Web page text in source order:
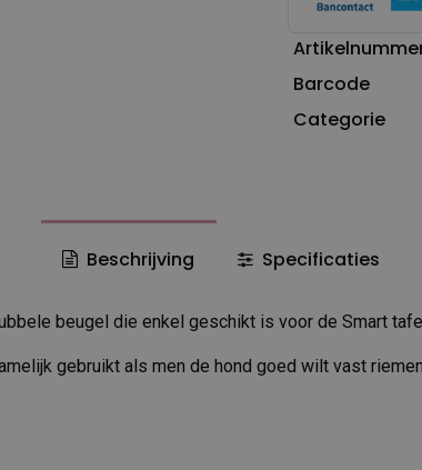
Barcode
Categorie
Beschrijving Specificaties
beugel die enkel geschikt is voor de Smart
gebruikt als men de hond goed wilt vast